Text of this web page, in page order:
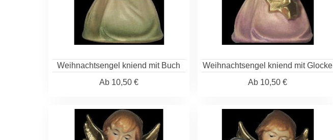
Weihnachtsengel kniend mit Buch
Ab10,50 €
Weihnachtsengel kniend mit Glocke
Ab 10,50 €